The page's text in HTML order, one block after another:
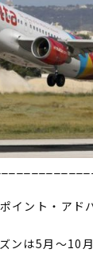
イント・アド
ンは5月〜10